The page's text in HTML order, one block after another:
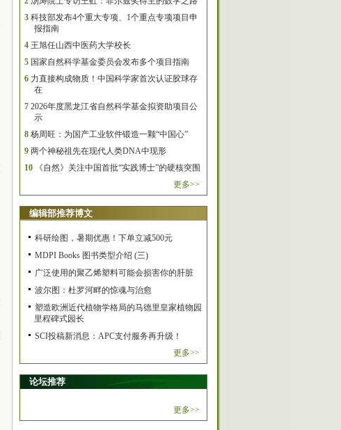
3 科技部发布4个重大专项、1个重点专项项目申
报指南
4 王旭任山西中医药大学校长
5 国家自然科学基金委员会发布多个项目指南
6 力直接构成物质！中国科学家首次认证胶球存
在
7 2026年度黑龙江省自然科学基金拟资助项目公
示
8 杨周旺：为国产工业软件锻造一颗“中国心”
9 两个神秘祖先在现代人类DNA中现形
10
《自然》关注中国首批“实践博士”的硬核突围
更多>>
编辑部推荐博文
科研绘图，暑期优惠！下单立减500元
MDPI Books 图书类型介绍 (三)
广泛使用的聚乙烯塑料可能会损害你的肝脏
波尔图：杜罗河畔的惊魂与治愈
塑造欧洲近代植物学格局的马德里皇家植物园
里程碑式园长
SCI投稿新消息：APC支付服务再升级！
更多>>
论坛推荐
更多>>